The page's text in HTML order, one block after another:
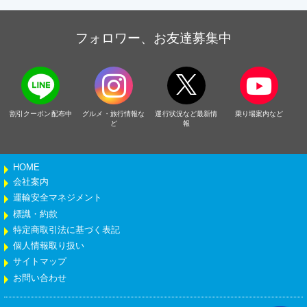
フォロワー、お友達募集中
割引クーポン配布中
グルメ・旅行情報な
ど
運行状況など最新情
報
乗り場案内など
HOME
会社案内
運輸安全マネジメント
標識・約款
特定商取引法に基づく表記
個人情報取り扱い
サイトマップ
お問い合わせ